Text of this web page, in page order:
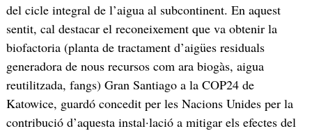
del cicle integral de l’aigua al subcontinent. En aquest
sentit, cal destacar el reconeixement que va obtenir la
biofactoria (planta de tractament d’aigües residuals
generadora de nous recursos com ara biogàs, aigua
reutilitzada, fangs) Gran Santiago a la COP24 de
Katowice, guardó concedit per les Nacions Unides per la
contribució d’aquesta instal·lació a mitigar els efectes del